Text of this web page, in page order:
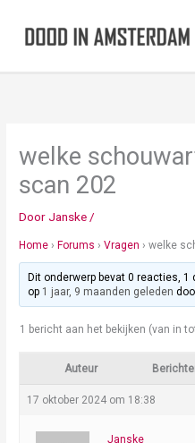
welke
scan 202
DoorJanske /
Home › Forums › Vragen › welke
Dit onderwerp bevat 0 reacties,
op 1 jaar, 9 maanden geleden
1 bericht aan het bekijken (van in
Auteur
17 oktober 2024 om 18:38
Janske